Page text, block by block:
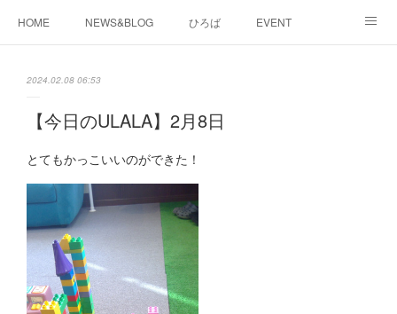
HOME NEWS&BLOG ひろば EVENT
2024.02.08 06:53
【今日のULALA】2月8日
とてもかっこいいのができた！